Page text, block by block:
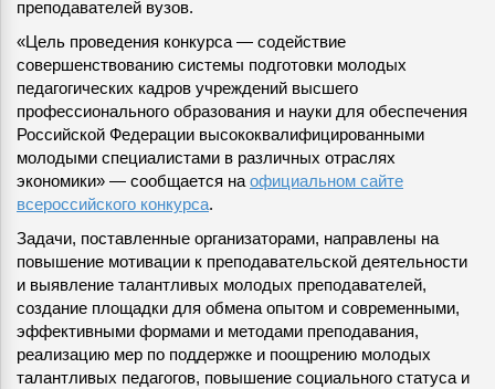
преподавателей вузов.
«Цель проведения конкурса — содействие
совершенствованию системы подготовки молодых
педагогических кадров учреждений высшего
профессионального образования и науки для обеспечения
Российской Федерации высококвалифицированными
молодыми специалистами в различных отраслях
экономики» — сообщается на официальном сайте
всероссийского конкурса.
Задачи, поставленные организаторами, направлены на
повышение мотивации к преподавательской деятельности
и выявление талантливых молодых преподавателей,
создание площадки для обмена опытом и современными,
эффективными формами и методами преподавания,
реализацию мер по поддержке и поощрению молодых
талантливых педагогов, повышение социального статуса и